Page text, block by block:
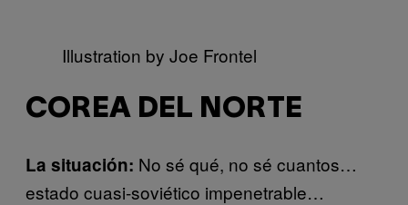
Illustration by Joe Frontel
COREA DEL NORTE
La situación: No sé qué, no sé cuantos…
estado cuasi-soviético impenetrable…